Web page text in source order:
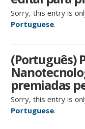
Sorry, this entry is
Portuguese.
(Português)
premiadas
Sorry, this entry is
Portuguese.